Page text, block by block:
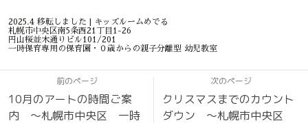
2025.4 移転しました | キッズルームめでる
札幌市中央区南5条西21丁目1-26
円山桜並木通りビル101/201
一時保育専用の保育園・０歳からの親子分離型 幼児教室
前のページ
10月のアートの時間ご案
内 〜札幌市中央区 一時
次のページ
クリスマスまでのカウント
ダウン 〜札幌市中央区